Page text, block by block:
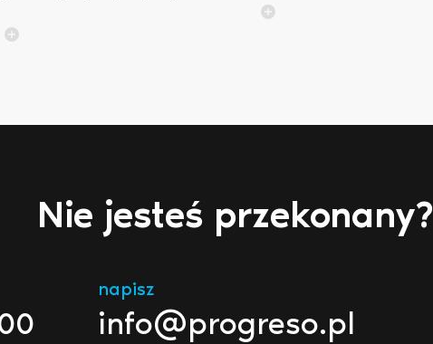
Nie jesteś przekonany?
napisz
info@progreso.pl